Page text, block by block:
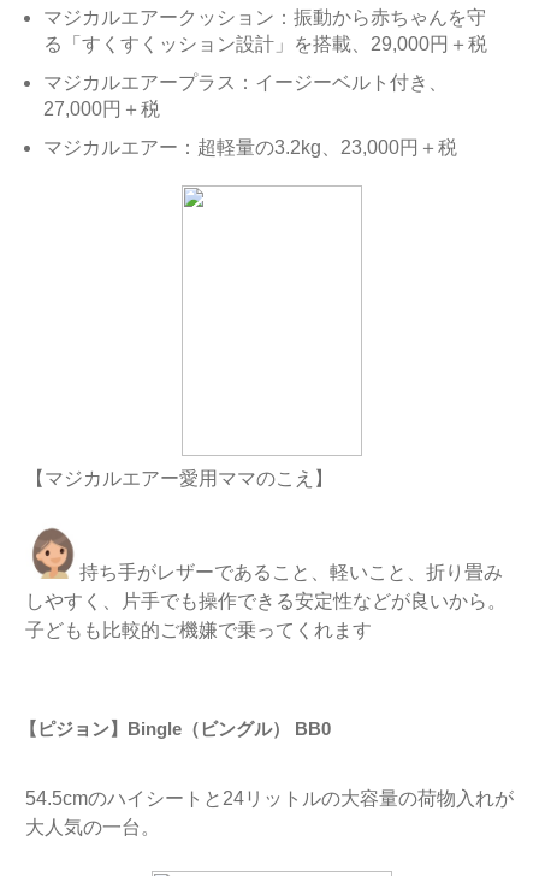
マジカルエアークッション：振動から赤ちゃんを守
る「すくすくッション設計」を搭載、29,000円＋税
マジカルエアープラス：イージーベルト付き、
27,000円＋税
マジカルエアー：超軽量の3.2kg、23,000円＋税
【マジカルエアー愛用ママのこえ】
持ち手がレザーであること、軽いこと、折り畳み
しやすく、片手でも操作できる安定性などが良いから。
子どもも比較的ご機嫌で乗ってくれます
【ピジョン】Bingle（ビングル） BB0
54.5cmのハイシートと24リットルの大容量の荷物入れが
大人気の一台。